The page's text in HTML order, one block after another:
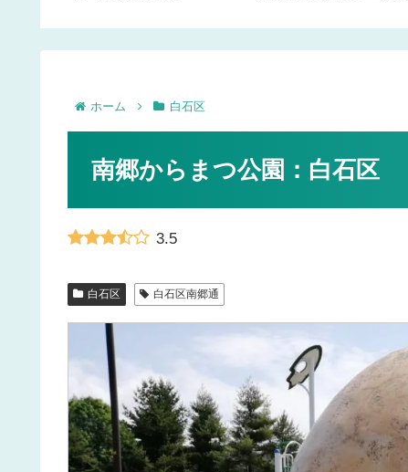
ホーム 白石区
南郷からまつ公園：白石区
3.5
白石区 白石区南郷通